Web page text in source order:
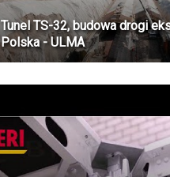
Tunel TS-32, budowa drogi
Polska - ULMA